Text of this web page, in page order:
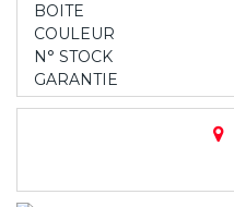
BOITE
COULEUR
N° STOCK
GARANTIE